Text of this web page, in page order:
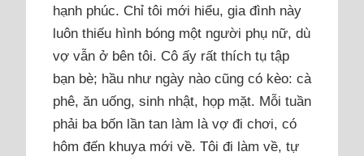
hạnh phúc. Chỉ tôi mới hiểu, gia đình này
luôn thiếu hình bóng một người phụ nữ, dù
vợ vẫn ở bên tôi. Cô ấy rất thích tụ tập
bạn bè; hầu như ngày nào cũng có kèo: cà
phê, ăn uống, sinh nhật, họp mặt. Mỗi tuần
phải ba bốn lần tan làm là vợ đi chơi, có
hôm đến khuya mới về. Tôi đi làm về, tự